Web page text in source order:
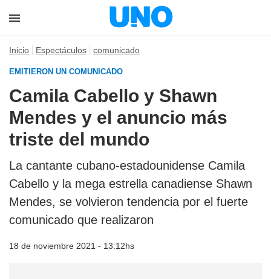
Inicio Espectáculos comunicado
EMITIERON UN COMUNICADO
Camila Cabello y Shawn
Mendes y el anuncio más
triste del mundo
La cantante cubano-estadounidense Camila
Cabello y la mega estrella canadiense Shawn
Mendes, se volvieron tendencia por el fuerte
comunicado que realizaron
18 de noviembre 2021 - 13:12hs